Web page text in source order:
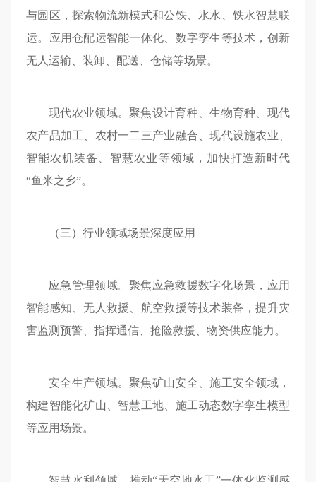
与园区，探索物流新模式和公铁、水水、铁水智慧联
运。应用仓配运智能一体化、数字孪生等技术，创新
无人运输、装卸、配送、仓储等场景。
现代农业领域。聚焦设计育种、生物育种、现代
农产品加工、农村一二三产业融合、现代设施农业、
智能农机装备、智慧农业等领域，加快打造新时代
“鱼米之乡”。
（三）行业领域场景深度应用
应急管理领域。聚焦应急救援数字化场景，应用
智能感知、无人救援、航空救援等技术装备，提升灾
害监测预警、指挥通信、抢险救援、物资供应能力。
安全生产领域。聚焦矿山安全、施工安全领域，
构建智能化矿山、智慧工地、施工动态数字孪生模型
等应用场景。